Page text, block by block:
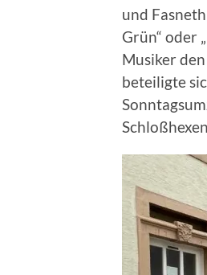
und
Grün“ oder
Musiker
beteiligte